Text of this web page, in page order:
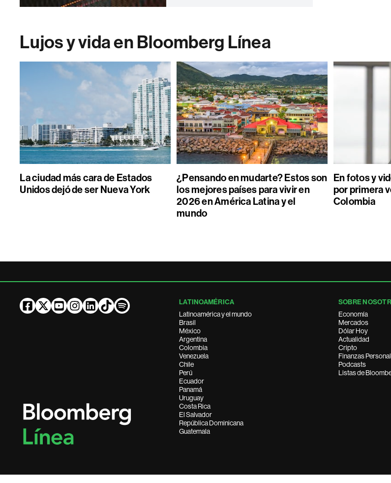
Lujos y vida en Bloomberg Línea
La ciudad más cara de Estados
Unidos dejó de ser Nueva York
¿Pensando en mudarte? Estos son
los mejores países para vivir en
2026 en América Latina y el
mundo
En fotos y
por primera
Colombia
LATINOAMÉRICA
Latinoamérica y el mundo
Brasil
México
Argentina
Colombia
Venezuela
Chile
Perú
Ecuador
Panamá
Uruguay
Costa Rica
El Salvador
República Dominicana
Guatemala
SOBRE
Economía
Mercados
Dólar Hoy
Actualidad
Cripto
Finanzas
Podcasts
Listas de